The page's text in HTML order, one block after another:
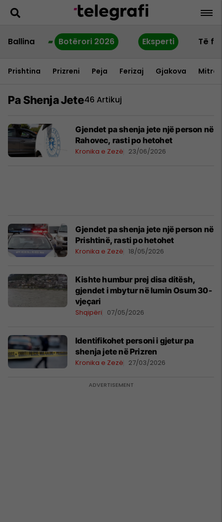
Ballina Botërori 2026 Eksperti Të
Prishtina Prizreni Peja Ferizaj Gjakova
Pa Shenja Jete46 Artikuj
Gjendet pa shenja jete një person në
Rahovec, rasti po hetohet
Kronika e Zezë 23/06/2026
Gjendet pa shenja jete një person në
Prishtinë, rasti po hetohet
Kronika e Zezë 18/05/2026
Kishte humbur prej disa ditësh,
gjendet i mbytur në lumin Osum 30-
vjeçari
Shqipëri 07/05/2026
Identifikohet personi i gjetur pa
shenja jete në Prizren
Kronika e Zezë 27/03/2026